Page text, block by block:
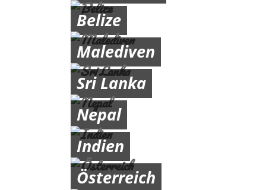
Belize
Malediven
Sri Lanka
Nepal
Indien
Österreich